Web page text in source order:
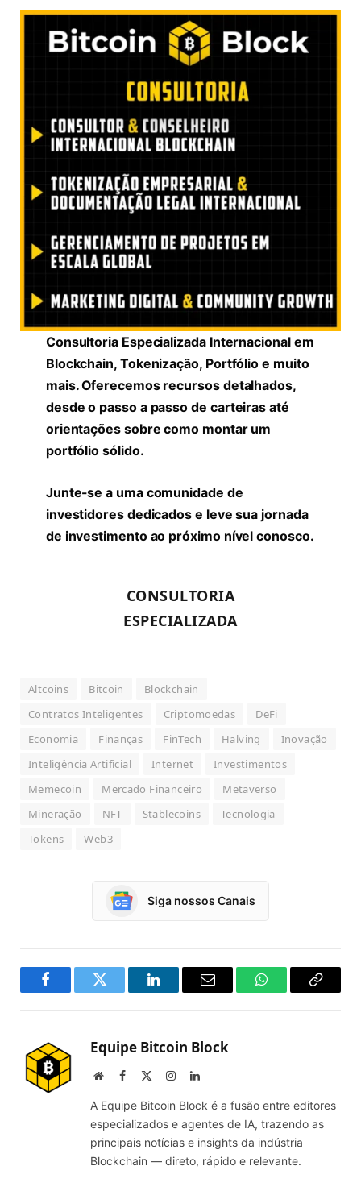
Consultoria Especializada Internacional em
Blockchain, Tokenização, Portfólio e muito
mais. Oferecemos recursos detalhados,
desde o passo a passo de carteiras até
orientações sobre como montar um
portfólio sólido.
Junte-se a uma comunidade de
investidores dedicados e leve sua jornada
de investimento ao próximo nível conosco.
CONSULTORIA
ESPECIALIZADA
Altcoins Bitcoin
Blockchain
Contratos Inteligentes
Criptomoedas
DeFi
Economia
Finanças FinTech Halving
Inovação
Inteligência Artificial
Internet
Investimentos
Memecoin
Mercado Financeiro
Metaverso
Mineração
NFT Stablecoins
Tecnologia
Tokens
Web3
Siga nossos Canais
FacebookTwitter LinkedInEmail WhatsAppCopy
Equipe Bitcoin Block
WebsiteFacebook InstagramLinkedIn
A Equipe Bitcoin Block é a fusão entre editores
especializados e agentes de IA, trazendo as
principais notícias e insights da indústria
Blockchain — direto, rápido e relevante.